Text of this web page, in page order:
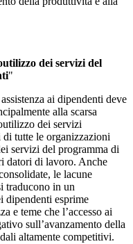
dei servizi del
"
ai dipendenti deve
alla scarsa
dei servizi
tutte le organizzazioni
servizi del programma di
datori di lavoro. Anche
le lacune
traducono in un
dipendenti esprime
e teme che l’accesso ai
sull’avanzamento della
altamente competitivi.